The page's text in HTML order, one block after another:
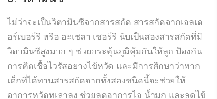
ไม่ว่าจะเป็นวิตามินซีจากสารสกัด สารสกัดจากเอลเด
อร์เบอร์รี หรือ อะเชลา เชอร์รี นับเป็นสองสารสกัดที่มี
วิตามินซีสูงมาก ๆ ช่วยกระตุ้นภูมิคุ้มกันให้ลูก ป้องกัน
การติดเชื้อไวรัสอย่างไข้หวัด และมีการศึกษาว่าหาก
เด็กที่ได้ทานสารสกัดจากทั้งสองชนิดนี้จะช่วยให้
อาการหวัดทุเลาลง ช่วยลดอาการไอ น้ำมูก และลดไข้